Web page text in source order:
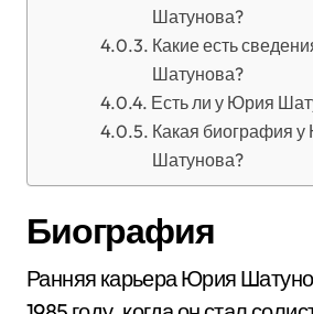
Шатунова?
Какие есть
Шатунова?
Есть ли у Юрия
Какая биография
Шатунова?
Биография
Ранняя карьера Юрия